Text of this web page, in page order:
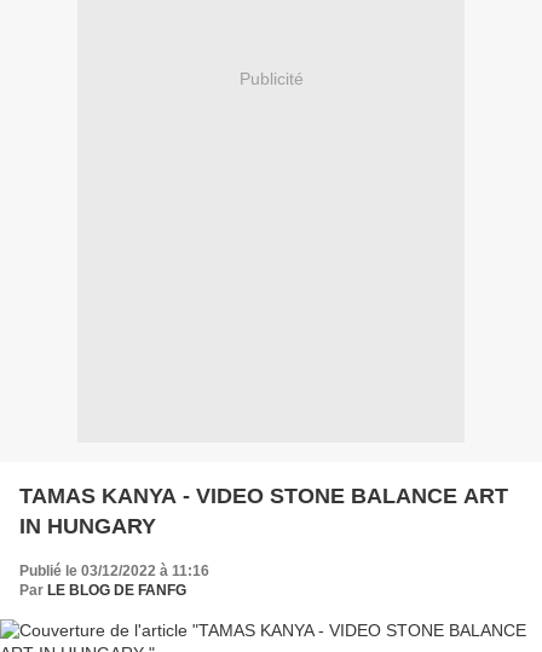
Publicité
TAMAS KANYA - VIDEO STONE BALANCE ART
IN HUNGARY
Publié le 03/12/2022 à 11:16
Par LE BLOG DE FANFG